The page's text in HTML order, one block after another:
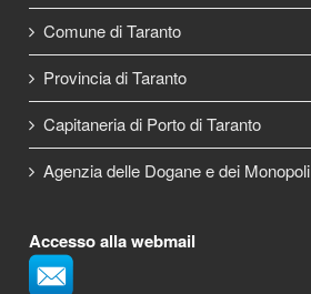
Comune di Taranto
Provincia di Taranto
Capitaneria di Porto di Taranto
Agenzia delle Dogane e dei Monopoli
Accesso alla webmail